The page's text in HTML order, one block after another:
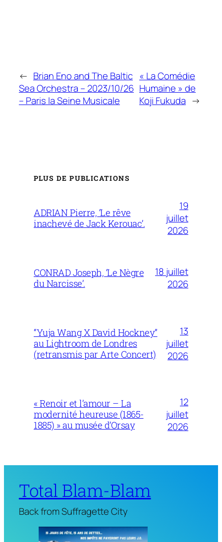
← Brian Eno and The Baltic
Sea Orchestra – 2023/10/26
– Paris la Seine Musicale
« La Comédie
Humaine » de
Koji Fukuda →
PLUS DE PUBLICATIONS
ADRIAN Pierre, ‘Le rêve
inachevé de Jack Kerouac’.
19
juillet
2026
CONRAD Joseph, ‘Le Nègre
du Narcisse’.
18 juillet
2026
“Yuja Wang X David Hockney”
au Lightroom de Londres
(retransmis par Arte Concert)
13
juillet
2026
« Renoir et l’amour – La
modernité heureuse (1865-
1885) » au musée d’Orsay
12
juillet
2026
Total Blam-Blam
Back from Suffragette City